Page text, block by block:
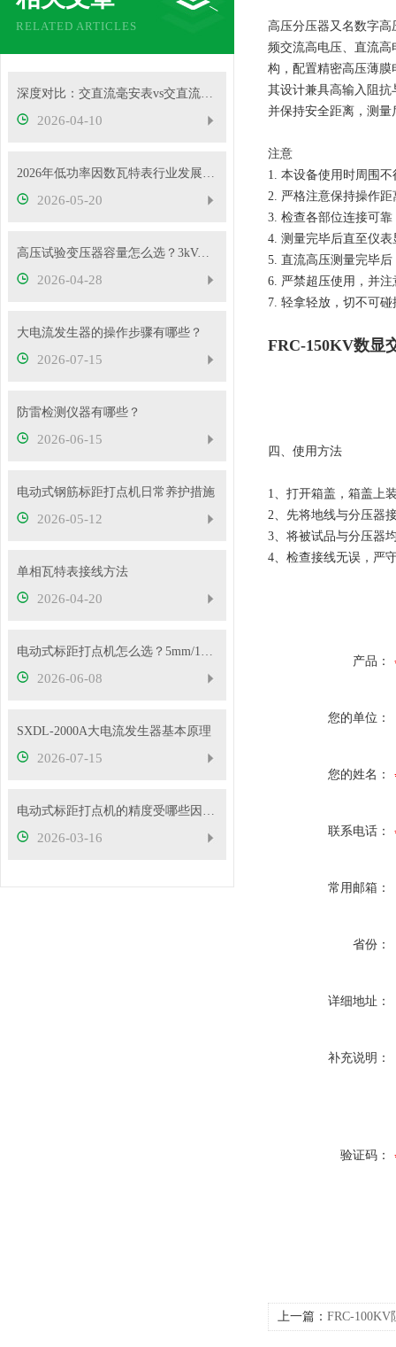
RELATED ARTICLES
深度对比：交直流毫安表vs交直流安培表vs交直流伏特表
2026-04-10
2026年低功率因数瓦特表行业发展概况
2026-05-20
高压试验变压器容量怎么选？3kVA、5kVA、10kVA够用吗
2026-04-28
大电流发生器的操作步骤有哪些？
2026-07-15
防雷检测仪器有哪些？
2026-06-15
电动式钢筋标距打点机日常养护措施
2026-05-12
单相瓦特表接线方法
2026-04-20
电动式标距打点机怎么选？5mm/10mm 标距怎么挑？
2026-06-08
SXDL-2000A大电流发生器基本原理
2026-07-15
电动式标距打点机的精度受哪些因素影响？
2026-03-16
高压分压器又名数字高
频交流高电压、直流
构，配置精密高压薄膜
其设计兼具高输入阻
并保持安全距离，测
注意
1. 本设备使用时周围
2. 严格注意保持操作
3. 检查各部位连接可
4. 测量完毕后直至仪
5. 直流高压测量完毕
6. 严禁超压使用，并
7. 轻拿轻放，切不可
FRC-150KV数显
四、使用方法
1、打开箱盖，箱盖上
2、先将地线与分压器
3、将被试品与分压器
4、检查接线无误，严
产品：
您的单位：
您的姓名：
联系电话：
常用邮箱：
省份：
详细地址：
补充说明：
验证码：
上一篇： FRC-100KV